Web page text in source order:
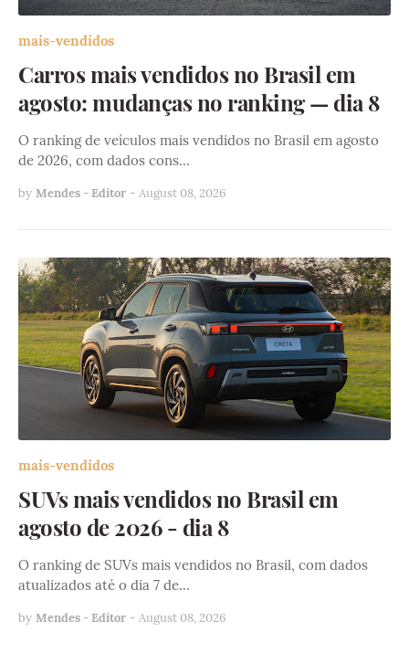
mais-vendidos
Carros mais vendidos no Brasil em
agosto: mudanças no ranking — dia 8
O ranking de veículos mais vendidos no Brasil em agosto
de 2026, com dados cons…
by Mendes - Editor - August 08, 2026
mais-vendidos
SUVs mais vendidos no Brasil em
agosto de 2026 - dia 8
O ranking de SUVs mais vendidos no Brasil, com dados
atualizados até o dia 7 de…
by Mendes - Editor - August 08, 2026